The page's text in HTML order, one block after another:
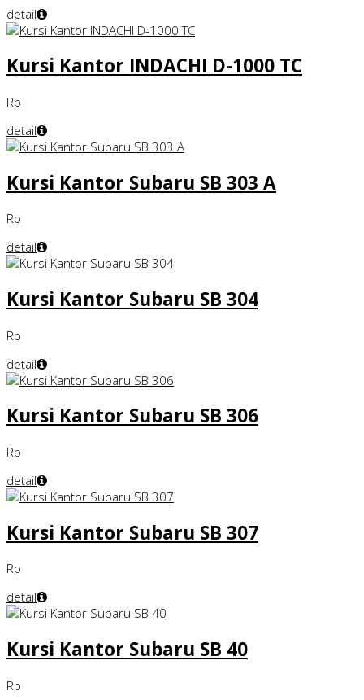
detail
Kursi Kantor INDACHI D-1000 TC
Rp
detail
Kursi Kantor Subaru SB 303 A
Rp
detail
Kursi Kantor Subaru SB 304
Rp
detail
Kursi Kantor Subaru SB 306
Rp
detail
Kursi Kantor Subaru SB 307
Rp
detail
Kursi Kantor Subaru SB 40
Rp